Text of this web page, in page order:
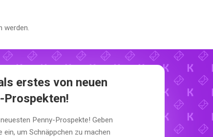
werden.
erstes von neuen
Prospekten!
Penny-Prospekte! Geben
ein, um Schnäppchen zu machen